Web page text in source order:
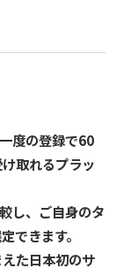
度の登録で60
取れるプラッ
し、ご自身のタ
できます。
た日本初のサ